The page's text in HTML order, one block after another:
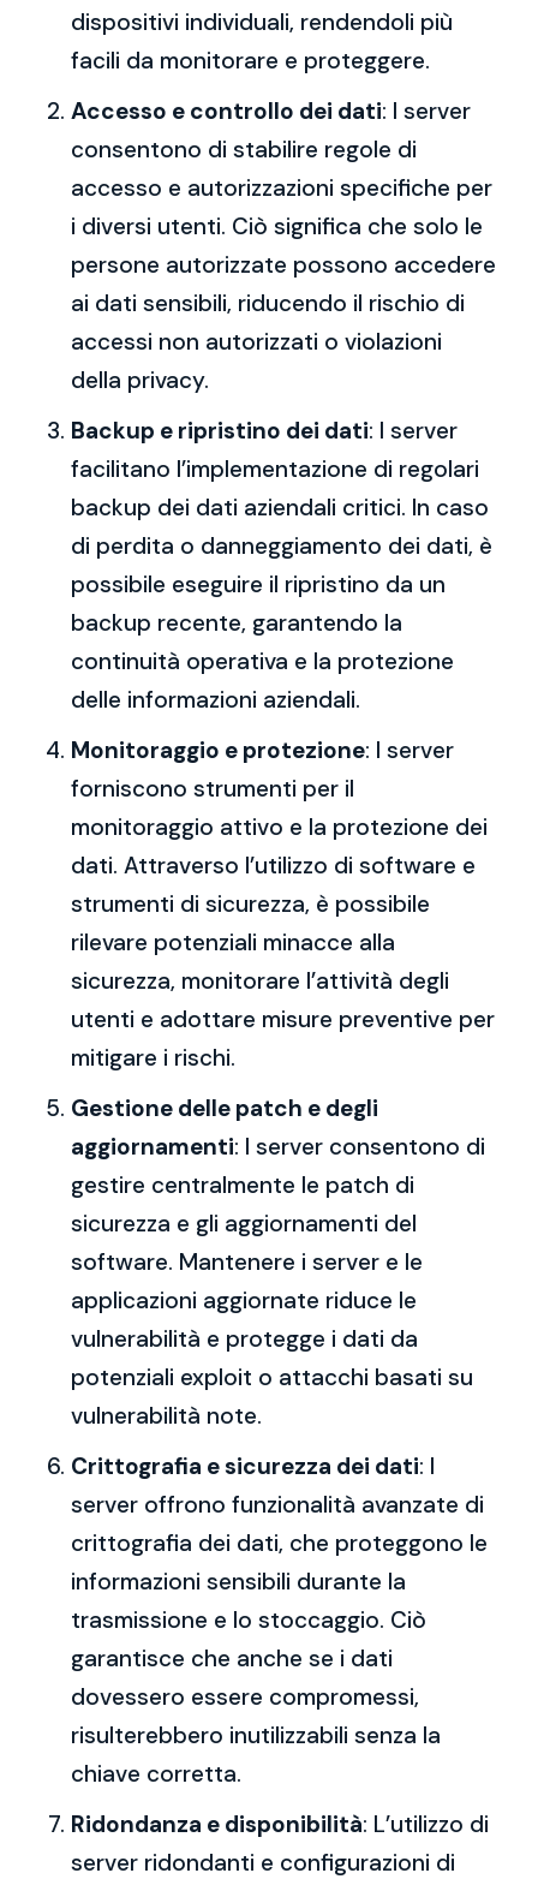
dispositivi individuali, rendendoli più
facili da monitorare e proteggere.
Accesso e controllo dei dati: I server
consentono di stabilire regole di
accesso e autorizzazioni specifiche per
i diversi utenti. Ciò significa che solo le
persone autorizzate possono accedere
ai dati sensibili, riducendo il rischio di
accessi non autorizzati o violazioni
della privacy.
Backup e ripristino dei dati: I server
facilitano l’implementazione di regolari
backup dei dati aziendali critici. In caso
di perdita o danneggiamento dei dati, è
possibile eseguire il ripristino da un
backup recente, garantendo la
continuità operativa e la protezione
delle informazioni aziendali.
Monitoraggio e protezione: I server
forniscono strumenti per il
monitoraggio attivo e la protezione dei
dati. Attraverso l’utilizzo di software e
strumenti di sicurezza, è possibile
rilevare potenziali minacce alla
sicurezza, monitorare l’attività degli
utenti e adottare misure preventive per
mitigare i rischi.
Gestione delle patch e degli
aggiornamenti: I server consentono di
gestire centralmente le patch di
sicurezza e gli aggiornamenti del
software. Mantenere i server e le
applicazioni aggiornate riduce le
vulnerabilità e protegge i dati da
potenziali exploit o attacchi basati su
vulnerabilità note.
Crittografia e sicurezza dei dati: I
server offrono funzionalità avanzate di
crittografia dei dati, che proteggono le
informazioni sensibili durante la
trasmissione e lo stoccaggio. Ciò
garantisce che anche se i dati
dovessero essere compromessi,
risulterebbero inutilizzabili senza la
chiave corretta.
Ridondanza e disponibilità: L’utilizzo di
server ridondanti e configurazioni di